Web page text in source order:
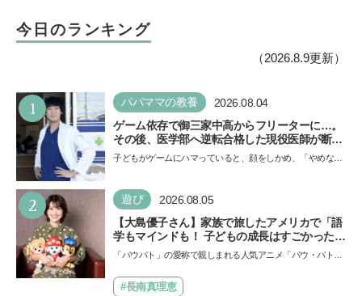
今日のランキング
（2026.8.9更新）
1 パパママの教養 2026.08.04
ゲーム依存で御三家中高からフリーターに…。
その後、医学部へ逆転合格した現役医師が断言
「ゲームの経験が受験勉強に役立った」そう考
子どもがゲームにハマっていると、顔をしかめ、「やめなさ
い…
2 遊び 2026.08.05
【大島優子さん】家族で旅したアメリカで「語
学もマインドも！ 子どもの成長はすごかった」
声優をつとめた映画『パウ・パトロール ザ・ダ
できると子どもに知ってほしい
「パウパト」の愛称で親しまれる人気アニメ「パウ・パトロ
ザ…#長南真理恵